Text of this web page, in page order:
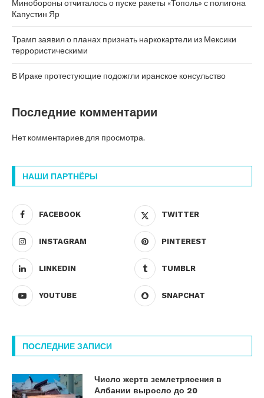
Минобороны отчиталось о пуске ракеты «Тополь» с полигона
Капустин Яр
Трамп заявил о планах признать наркокартели из Мексики
террористическими
В Ираке протестующие подожгли иранское консульство
Последние комментарии
Нет комментариев для просмотра.
НАШИ ПАРТНЁРЫ
FACEBOOK TWITTER
INSTAGRAM PINTEREST
LINKEDIN TUMBLR
YOUTUBE SNAPCHAT
ПОСЛЕДНИЕ ЗАПИСИ
Число жертв землетрясения в
Албании выросло до 20